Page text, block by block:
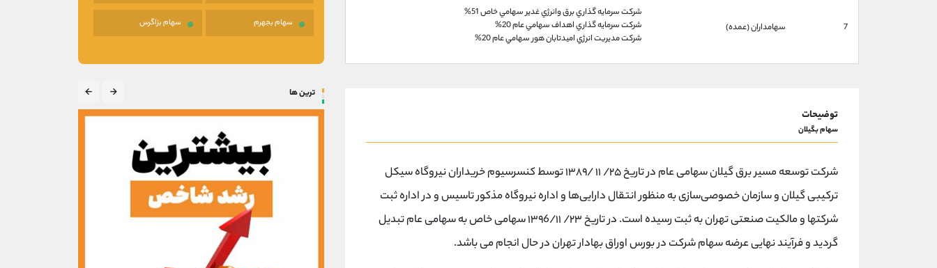
7 سهامداران (عمده)
شركت سرمايه گذاري برق وانرژي غدير سهامي خاص 51%
شركت سرمايه گذاري اهداف سهامي عام 20%
شركت مديريت انرژي اميدتابان هور سهامي عام 20%
سهام بجهرم سهام بزاگرس
توضیحات
سهام بگیلان
شرکت توسعه مسیر برق گیلان سهامی عام در تاریخ ۲۵/ ۱۱ /۱۳۸۹ توسط کنسرسیوم خریداران نیروگاه سیکل
ترکیبی گیلان و سازمان خصوصی‌سازی به منظور انتقال دارایی‌ها و اداره نیروگاه مذکور تاسیس و در اداره ثبت
شرکتها و مالکیت صنعتی تهران به ثبت رسیده است. در تاریخ ۲۳/ ۱۳۹6/۱۱ سهامی خاص به سهامی عام تبدیل
گردید و فرآیند نهایی عرضه سهام شرکت در بورس اوراق بهادار تهران در حال انجام می باشد.
ترین ها